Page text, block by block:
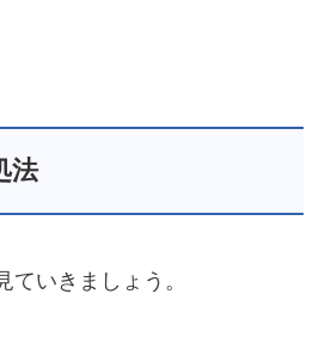
法
ていきましょう。